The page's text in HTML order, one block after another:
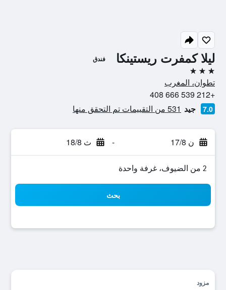
ليلا كمفرت ريستينكا فندق
3 نجوم
تطوان، المغرب
+212 539 666 408
7.0 جيد 531 من التقييمات تم التحقق منها
ن 17/8 - ث 18/8
2 من الضيوف، غرفة واحدة
بحث
مزود